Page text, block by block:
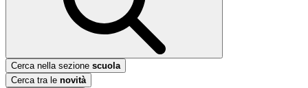
Cerca nella sezione scuola
Cerca tra le novità